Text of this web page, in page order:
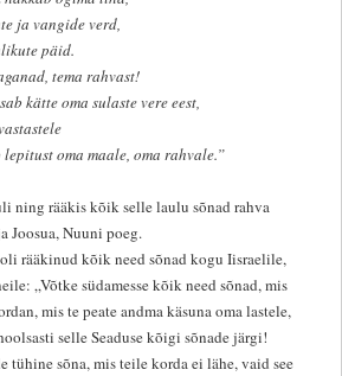
ja vangide verd,
päid.
tema rahvast!
kätte oma sulaste vere eest,
oma maale, oma rahvale.”
ning rääkis kõik selle laulu sõnad rahva
Joosua, Nuuni poeg.
rääkinud kõik need sõnad kogu Iisraelile,
„Võtke südamesse kõik need sõnad, mis
mis te peate andma käsuna oma lastele,
selle Seaduse kõigi sõnade järgi!
tühine sõna, mis teile korda ei lähe, vaid see